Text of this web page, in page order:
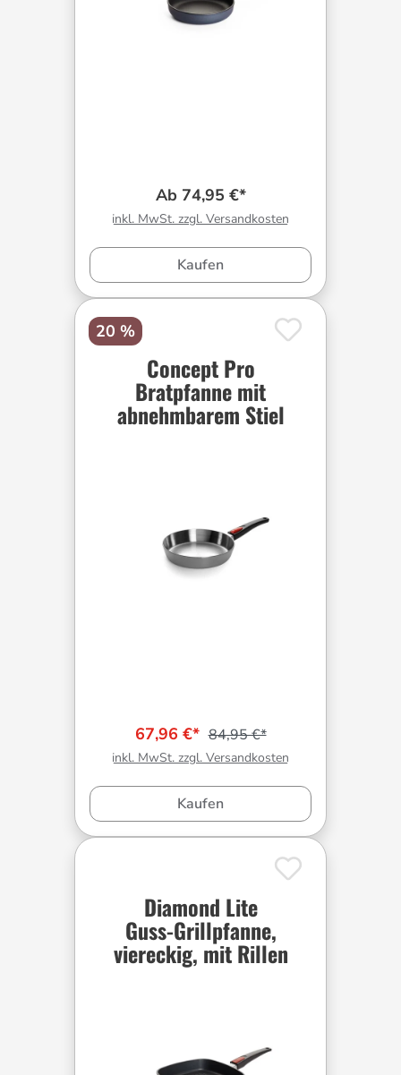
Ab 74,95 €*
inkl. MwSt. zzgl. Versandkosten
Kaufen
20 %
Concept Pro
Bratpfanne mit
abnehmbarem Stiel
67,96 €* 84,95 €*
inkl. MwSt. zzgl. Versandkosten
Kaufen
Diamond Lite
Guss-Grillpfanne,
viereckig, mit Rillen